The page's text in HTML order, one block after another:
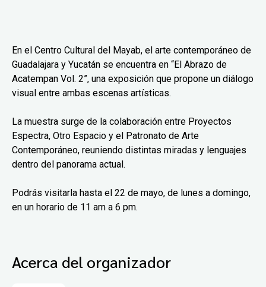
En el Centro Cultural del Mayab, el arte contemporáneo de
Guadalajara y Yucatán se encuentra en “El Abrazo de
Acatempan Vol. 2”, una exposición que propone un diálogo
visual entre ambas escenas artísticas.
La muestra surge de la colaboración entre Proyectos
Espectra, Otro Espacio y el Patronato de Arte
Contemporáneo, reuniendo distintas miradas y lenguajes
dentro del panorama actual.
Podrás visitarla hasta el 22 de mayo, de lunes a domingo,
en un horario de 11 am a 6 pm.
Acerca del organizador